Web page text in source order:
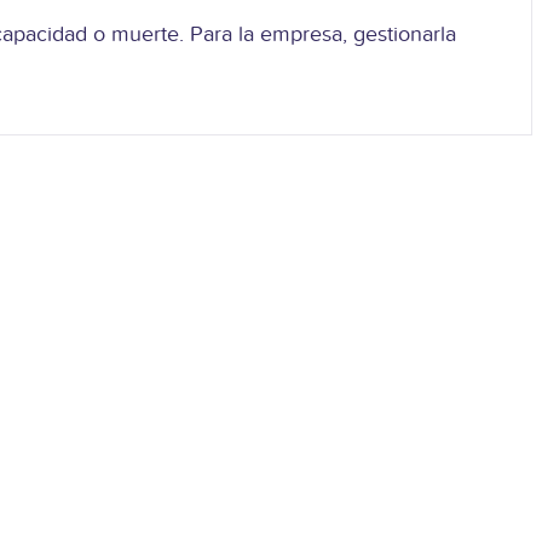
o muerte. Para la empresa, gestionarla